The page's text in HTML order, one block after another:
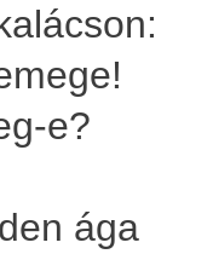
e?
ága